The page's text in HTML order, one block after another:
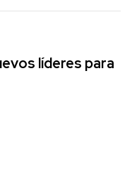
líderes para